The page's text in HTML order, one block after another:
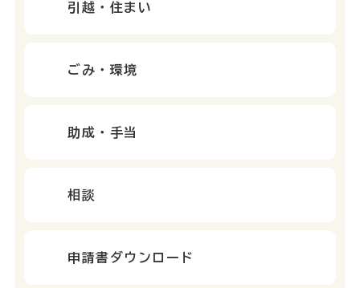
引越・住まい
ごみ・環境
助成・手当
相談
申請書ダウンロード